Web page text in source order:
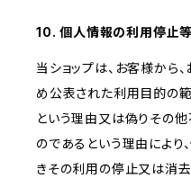
10. 個人情報の利用停止等
当ショップは、お客様から
め公表された利用目的の
という理由又は偽りその
のであるという理由によ
きその利用の停止又は消去